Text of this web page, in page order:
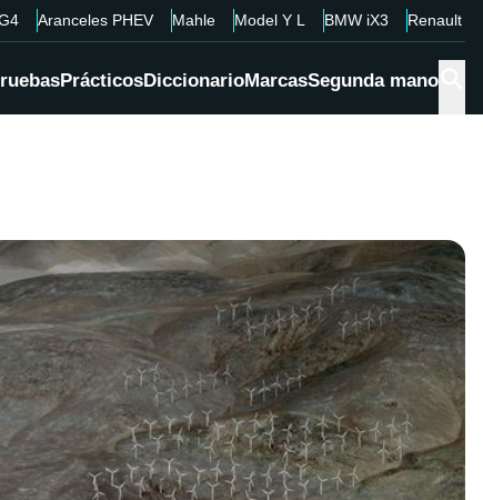
Aranceles PHEV Mahle Model Y L BMW iX3 Renault
PrácticosDiccionarioMarcasSegunda mano